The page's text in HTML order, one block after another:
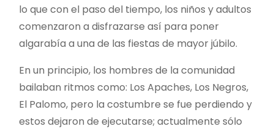
lo que con el paso del tiempo, los niños y adultos
comenzaron a disfrazarse así para poner
algarabía a una de las fiestas de mayor júbilo.
En un principio, los hombres de la comunidad
bailaban ritmos como: Los Apaches, Los Negros,
El Palomo, pero la costumbre se fue perdiendo y
estos dejaron de ejecutarse; actualmente sólo